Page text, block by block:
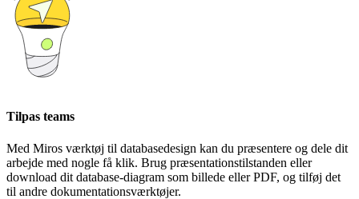
Tilpas teams
Med Miros værktøj til databasedesign kan du præsentere og dele dit
arbejde med nogle få klik. Brug præsentationstilstanden eller
download dit database-diagram som billede eller PDF, og tilføj det
til andre dokumentationsværktøjer.